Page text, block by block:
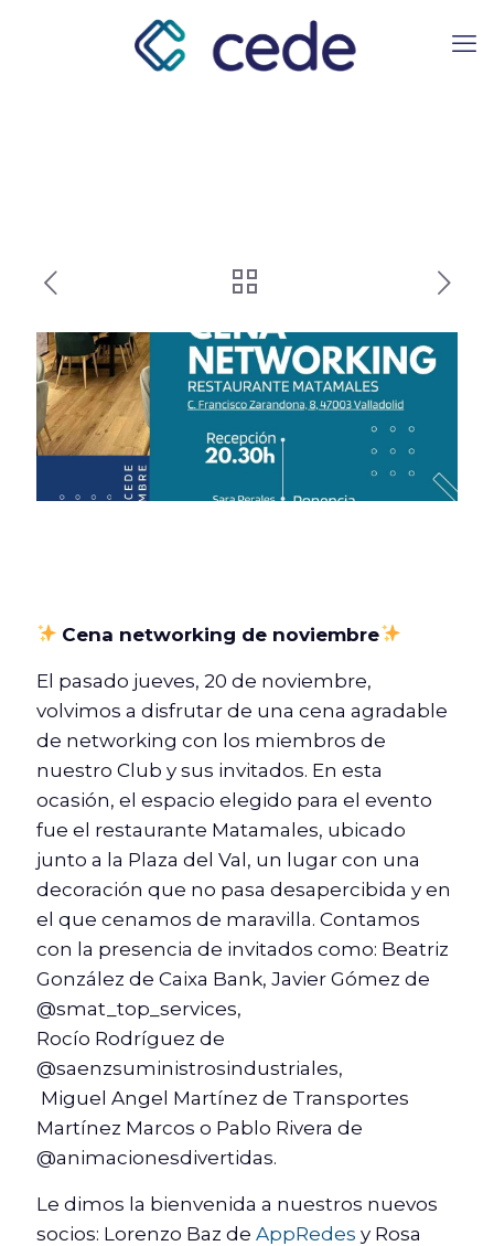
Cena networking de noviembre
El pasado jueves, 20 de noviembre,
volvimos a disfrutar de una cena agradable
de networking con los miembros de
nuestro Club y sus invitados. En esta
ocasión, el espacio elegido para el evento
fue el restaurante Matamales, ubicado
junto a la Plaza del Val, un lugar con una
decoración que no pasa desapercibida y en
el que cenamos de maravilla. Contamos
con la presencia de invitados como: Beatriz
González de Caixa Bank, Javier Gómez de
@smat_top_services,
Rocío Rodríguez de
@saenzsuministrosindustriales,
Miguel Angel Martínez de Transportes
Martínez Marcos o Pablo Rivera de
@animacionesdivertidas.
Le dimos la bienvenida a nuestros nuevos
socios: Lorenzo Baz de AppRedes y Rosa